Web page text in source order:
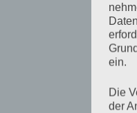
ein.
Die
der